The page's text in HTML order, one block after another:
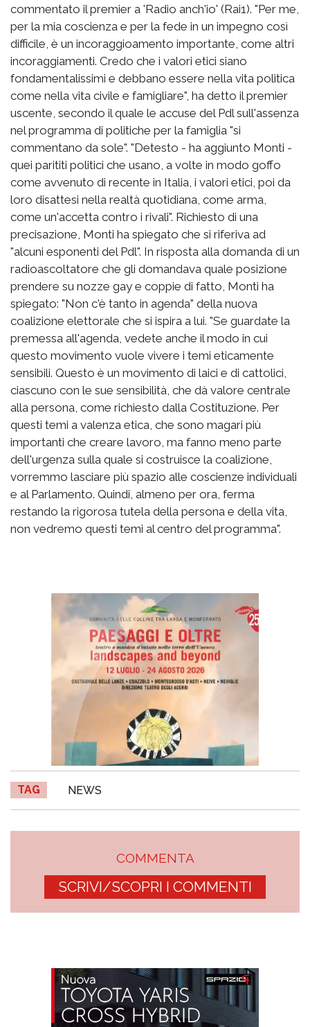
commentato il premier a 'Radio anch'io' (Rai1). "Per me,
per la mia coscienza e per la fede in un impegno così
difficile, è un incoraggioamento importante, come altri
incoraggiamenti. Credo che i valori etici siano
fondamentalissimi e debbano essere nella vita politica
come nella vita civile e famigliare", ha detto il premier
uscente, secondo il quale le accuse del Pdl sull'assenza
nel programma di politiche per la famiglia "si
commentano da sole". "Detesto - ha aggiunto Monti -
quei parititi politici che usano, a volte in modo goffo
come avvenuto di recente in Italia, i valori etici, poi da
loro disattesi nella realtà quotidiana, come arma,
come un'accetta contro i rivali". Richiesto di una
precisazione, Monti ha spiegato che si riferiva ad
"alcuni esponenti del Pdl". In risposta alla domanda di un
radioascoltatore che gli domandava quale posizione
prendere su nozze gay e coppie di fatto, Monti ha
spiegato: "Non c'è tanto in agenda" della nuova
coalizione elettorale che si ispira a lui. "Se guardate la
premessa all'agenda, vedete anche il modo in cui
questo movimento vuole vivere i temi eticamente
sensibili. Questo è un movimento di laici e di cattolici,
ciascuno con le sue sensibilità, che dà valore centrale
alla persona, come richiesto dalla Costituzione. Per
questi temi a valenza etica, che sono magari più
importanti che creare lavoro, ma fanno meno parte
dell'urgenza sulla quale si costruisce la coalizione,
vorremmo lasciare più spazio alle coscienze individuali
e al Parlamento. Quindi, almeno per ora, ferma
restando la rigorosa tutela della persona e della vita,
non vedremo questi temi al centro del programma".
TAG NEWS
COMMENTA
SCRIVI/SCOPRI I COMMENTI